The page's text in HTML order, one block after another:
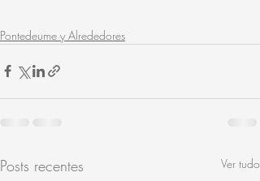
Pontedeume y Alrededores
Posts recentes Ver tudo